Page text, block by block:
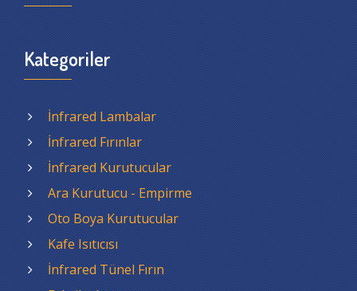
Kategoriler
İnfrared Lambalar
İnfrared Fırınlar
İnfrared Kurutucular
Ara Kurutucu - Empirme
Oto Boya Kurutucular
Kafe Isıtıcısı
İnfrared Tünel Fırın